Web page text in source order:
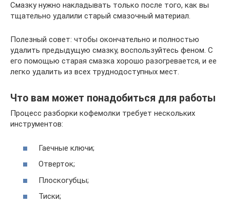
Смазку нужно накладывать только после того, как вы
тщательно удалили старый смазочный материал.
Полезный совет: чтобы окончательно и полностью
удалить предыдущую смазку, воспользуйтесь феном. С
его помощью старая смазка хорошо разогревается, и ее
легко удалить из всех труднодоступных мест.
Что вам может понадобиться для работы
Процесс разборки кофемолки требует нескольких
инструментов:
Гаечные ключи;
Отверток;
Плоскогубцы;
Тиски;